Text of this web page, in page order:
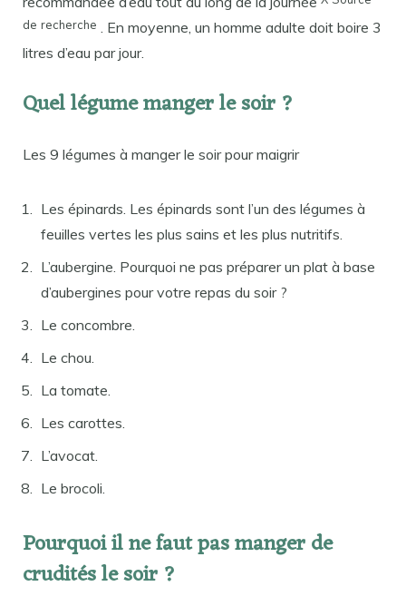
de recherche
. En moyenne, un homme adulte doit boire 3
litres d’eau par jour.
Quel légume manger le soir ?
Les 9 légumes à manger le soir pour maigrir
Les épinards. Les épinards sont l’un des légumes à
feuilles vertes les plus sains et les plus nutritifs.
L’aubergine. Pourquoi ne pas préparer un plat à base
d’aubergines pour votre repas du soir ?
Le concombre.
Le chou.
La tomate.
Les carottes.
L’avocat.
Le brocoli.
Pourquoi il ne faut pas manger de
crudités le soir ?